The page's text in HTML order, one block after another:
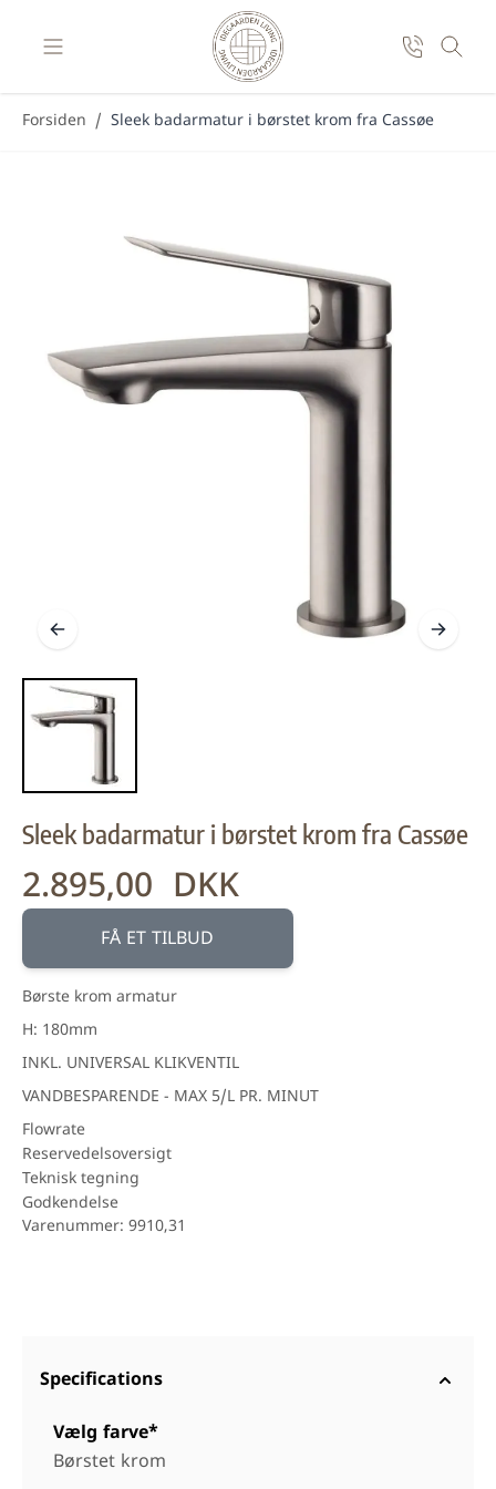
Forsiden / Sleek badarmatur i børstet krom fra Cassøe
Sleek badarmatur i børstet krom fra Cassøe
2.895,00 DKK
FÅ ET TILBUD
Børste krom armatur
H: 180mm
INKL. UNIVERSAL KLIKVENTIL
VANDBESPARENDE - MAX 5/L PR. MINUT
Flowrate
Reservedelsoversigt
Teknisk tegning
Godkendelse
Varenummer: 9910,31
Specifications
Vælg farve*
Børstet krom